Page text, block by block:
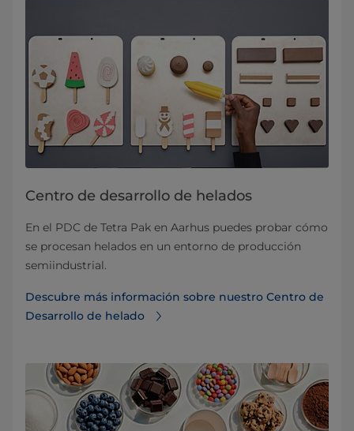
Centro de desarrollo de helados
En el PDC de Tetra Pak en Aarhus puedes probar cómo
se procesan helados en un entorno de producción
semiindustrial.
Descubre más información sobre nuestro Centro de
Desarrollo de helado